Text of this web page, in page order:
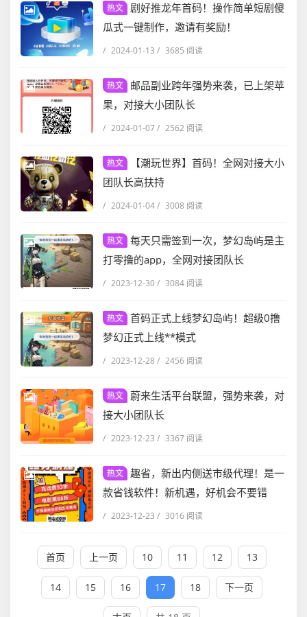
热文 剧好推龙年首码！操作简单短剧傻
瓜式一键制作，邀请有奖励！
/ 2024-01-13 / 3685 阅读
热文
邮品副业跨年强势来袭，已上架苹
果，对接大小团队长
/ 2024-01-07/ 2562 阅读
热文
【潮玩世界】首码！全网对接大小
团队长高扶持
/ 2024-01-04/ 3008 阅读
热文 每天只需签到一次，梦幻岛屿是主
打零撸的app，全网对接团队长
/ 2023-12-30/ 3084 阅读
热文 首码正式上线梦幻岛屿！超级0撸
梦幻正式上线**模式
/ 2023-12-28 / 2456 阅读
热文 蔚来生活平台联盟，强势来袭，对
接大小团队长
/ 2023-12-23 / 3367 阅读
热文 趣省，新出内侧送市级代理！是一
款省钱软件！新机遇，好机会不要错
过，错过内排终生拍大腿！
/ 2023-12-23 / 3016 阅读
首页 上一页 10 11 12 13
14 15 16 17 18 下一页